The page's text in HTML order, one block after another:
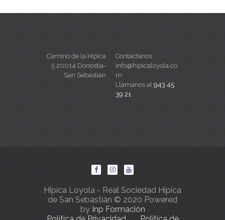
Camino de la Hipica
5 20014 Donostia-
San Sebastián
Contáctanos
info@hipicaloyola.co
m
Llámanos al 943 45
39 21
Hipíca Loyola - Real Sociedad Hípica
de San Sebastián © 2020 Powered
by Inp Formación